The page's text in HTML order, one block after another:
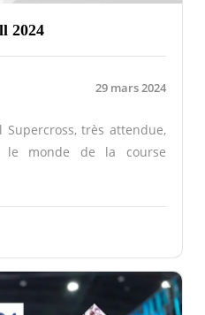
2024
29 mars 2024
très attendue,
le monde de la course